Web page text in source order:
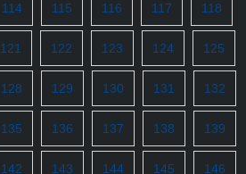
114 115 116 117 118
121 122 123 124 125
128 129 130 131 132
135 136 137 138 139
142 143 144 145 146